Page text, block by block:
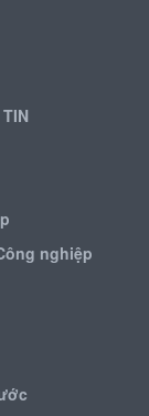
nghiệp